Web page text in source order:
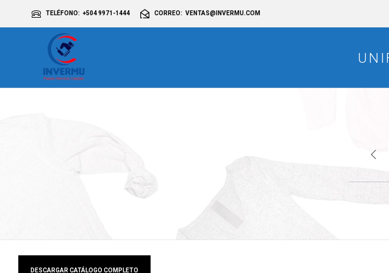
TELÉFONO +504 9971-1444 CORREO VENTAS@INVERMU.COM
DESCARGAR CATÁLOGO COMPLETO